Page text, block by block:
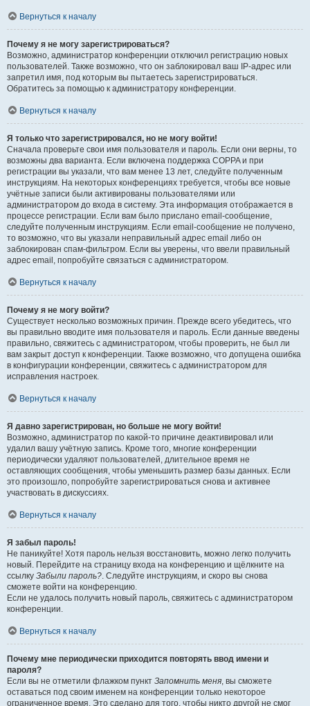
Вернуться к началу
Почему я не могу зарегистрироваться?
Возможно, администратор конференции отключил регистрацию новых
пользователей. Также возможно, что он заблокировал ваш IP-адрес или
запретил имя, под которым вы пытаетесь зарегистрироваться.
Обратитесь за помощью к администратору конференции.
Вернуться к началу
Я только что зарегистрировался, но не могу войти!
Сначала проверьте свои имя пользователя и пароль. Если они верны, то
возможны два варианта. Если включена поддержка COPPA и при
регистрации вы указали, что вам менее 13 лет, следуйте полученным
инструкциям. На некоторых конференциях требуется, чтобы все новые
учётные записи были активированы пользователями или
администратором до входа в систему. Эта информация отображается в
процессе регистрации. Если вам было прислано email-сообщение,
следуйте полученным инструкциям. Если email-сообщение не получено,
то возможно, что вы указали неправильный адрес email либо он
заблокирован спам-фильтром. Если вы уверены, что ввели правильный
адрес email, попробуйте связаться с администратором.
Вернуться к началу
Почему я не могу войти?
Существует несколько возможных причин. Прежде всего убедитесь, что
вы правильно вводите имя пользователя и пароль. Если данные введены
правильно, свяжитесь с администратором, чтобы проверить, не был ли
вам закрыт доступ к конференции. Также возможно, что допущена ошибка
в конфигурации конференции, свяжитесь с администратором для
исправления настроек.
Вернуться к началу
Я давно зарегистрирован, но больше не могу войти!
Возможно, администратор по какой-то причине деактивировал или
удалил вашу учётную запись. Кроме того, многие конференции
периодически удаляют пользователей, длительное время не
оставляющих сообщения, чтобы уменьшить размер базы данных. Если
это произошло, попробуйте зарегистрироваться снова и активнее
участвовать в дискуссиях.
Вернуться к началу
Я забыл пароль!
Не паникуйте! Хотя пароль нельзя восстановить, можно легко получить
новый. Перейдите на страницу входа на конференцию и щёлкните на
ссылку Забыли пароль?. Следуйте инструкциям, и скоро вы снова
сможете войти на конференцию.
Если не удалось получить новый пароль, свяжитесь с администратором
конференции.
Вернуться к началу
Почему мне периодически приходится повторять ввод имени и
пароля?
Если вы не отметили флажком пункт Запомнить меня, вы сможете
оставаться под своим именем на конференции только некоторое
ограниченное время. Это сделано для того, чтобы никто другой не смог